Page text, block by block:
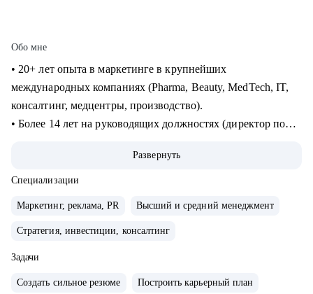
Обо мне
• 20+ лет опыта в маркетинге в крупнейших
международных компаниях (Pharma, Beauty, MedTech, IT,
консалтинг, медцентры, производство).
• Более 14 лет на руководящих должностях (директор по
• Обширная экспертиза в стратегическом планировании,
консалтинге, запуске новых продуктов и направлений,
рынки, в том числе международные. Опыт привлечения
инвестиций.
• 15+ опыт найма, сформировала 5 команд с нуля. Сильная
систем и процессов.
Развернуть
Специализации
Маркетинг, реклама, PR Высший и средний менеджмент
Стратегия, инвестиции, консалтинг
Задачи
Создать сильное резюме Построить карьерный план